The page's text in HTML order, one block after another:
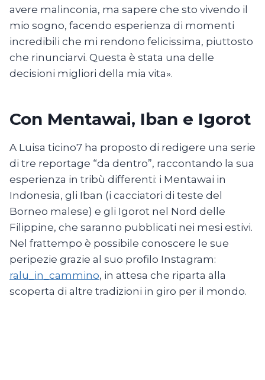
avere malinconia, ma sapere che sto vivendo il
mio sogno, facendo esperienza di momenti
incredibili che mi rendono felicissima, piuttosto
che rinunciarvi. Questa è stata una delle
decisioni migliori della mia vita».
Con Mentawai, Iban e Igorot
A Luisa ticino7 ha proposto di redigere una serie
di tre reportage “da dentro”, raccontando la sua
esperienza in tribù differenti: i Mentawai in
Indonesia, gli Iban (i cacciatori di teste del
Borneo malese) e gli Igorot nel Nord delle
Filippine, che saranno pubblicati nei mesi estivi.
Nel frattempo è possibile conoscere le sue
peripezie grazie al suo profilo Instagram:
ralu_in_cammino, in attesa che riparta alla
scoperta di altre tradizioni in giro per il mondo.